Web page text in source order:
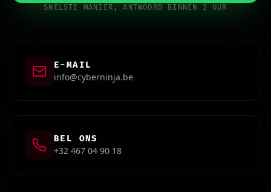
SNELSTE MANIER, ANTWOORD BINNEN 2 UUR
E-MAIL
info@cyberninja.be
BEL ONS
+32 467 04 90 18